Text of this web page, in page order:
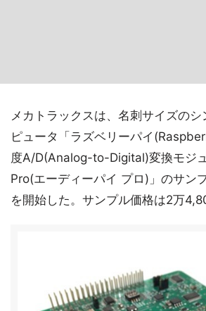
メカトラックスは、名刺サイズの
ピュータ「ラズベリーパイ
度A/D(Analog-to-Digital)変換モジ
Pro(エーディーパイ プロ)」のサン
を開始した。サンプル価格は2万